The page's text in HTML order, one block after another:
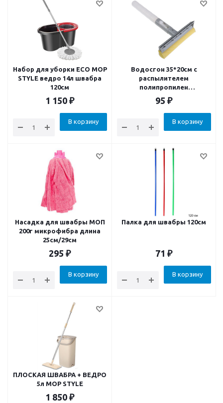
Набор для уборки ECO MOP
STYLE ведро 14л швабра
120см
1 150 ₽
В корзину
Водосгон 35*20см с
распылителем
полипропилен
термопластичная резина
95 ₽
В корзину
Насадка для швабры МОП
200г микрофибра длина
25см/29см
295 ₽
В корзину
Палка для швабры 120см
71 ₽
В корзину
ПЛОСКАЯ ШВАБРА + ВЕДРО
5л MOP STYLE
1 850 ₽